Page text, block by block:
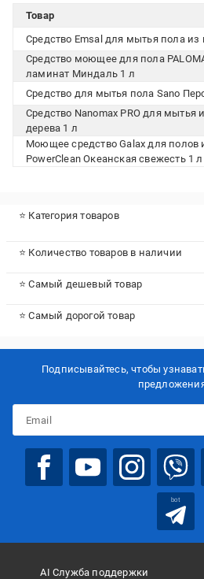
Товар
Средство Emsal для мытья пола из
Средство моющее для пола
ламинат Миндаль 1 л
Средство для мытья пола Sano
Средство Nanomax PRO для мытья
дерева 1 л
Моющее средство Galax для полов
PowerClean Океанская свежесть 1 л
⭐ Категория товаров
⭐ Количество товаров в наличии
⭐ Самый дешевый товар
⭐ Самый дорогой товар
Подписывайтесь, чтобы
bot
AI Служба поддержки